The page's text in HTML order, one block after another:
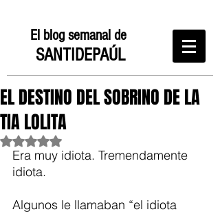
El blog semanal de
SANTIDEPAÚL
EL DESTINO DEL SOBRINO DE LA
TIA LOLITA
Obtuvo NaN de 5 estrellas.
Era muy idiota. Tremendamente
idiota.
Algunos le llamaban “el idiota